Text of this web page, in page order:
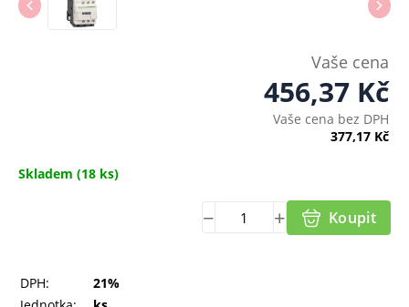
Vaše cena
456,37 Kč
Vaše cena bez DPH
377,17 Kč
Skladem (18 ks)
Koupit
DPH:
21%